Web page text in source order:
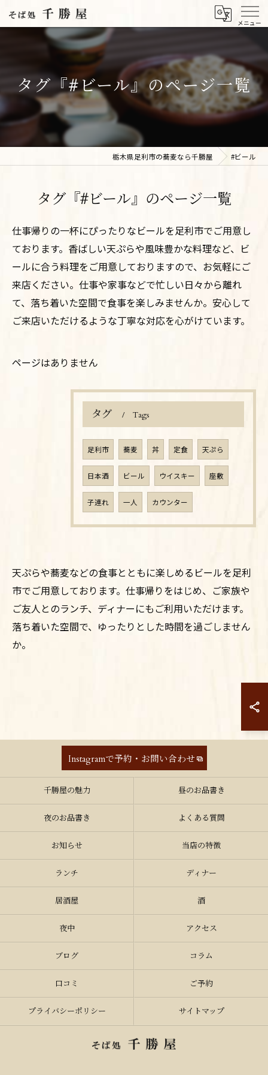
タグ『#ビール』のページ一覧
栃木県足利市の蕎麦なら千勝屋 #ビール
タグ『#ビール』のページ一覧
仕事帰りの一杯にぴったりなビールを足利市でご用意し
ております。香ばしい天ぷらや風味豊かな料理など、ビ
ールに合う料理をご用意しておりますので、お気軽にご
来店ください。仕事や家事などで忙しい日々から離れ
て、落ち着いた空間で食事を楽しみませんか。安心して
ご来店いただけるような丁寧な対応を心がけています。
ページはありません
タグ Tags
足利市 蕎麦 丼 定食 天ぷら
日本酒 ビール ウイスキー 座敷
子連れ 一人 カウンター
天ぷらや蕎麦などの食事とともに楽しめるビールを足利
市でご用意しております。仕事帰りをはじめ、ご家族や
ご友人とのランチ、ディナーにもご利用いただけます。
落ち着いた空間で、ゆったりとした時間を過ごしません
か。
Instagramで予約・お問い合わせ
千勝屋の魅力 昼のお品書き
夜のお品書き よくある質問
お知らせ 当店の特徴
ランチ ディナー
居酒屋 酒
夜中 アクセス
ブログ コラム
口コミ ご予約
プライバシーポリシー サイトマップ